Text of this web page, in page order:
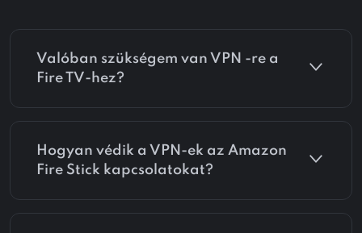
Valóban szükségem van VPN -re a
Fire TV-hez?
Hogyan védik a VPN-ek az Amazon
Fire Stick kapcsolatokat?